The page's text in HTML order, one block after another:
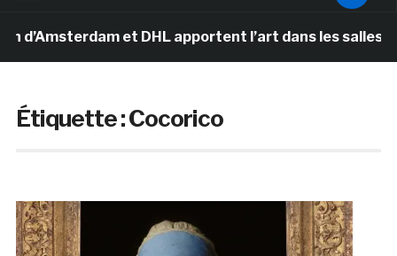
et DHL apportent l’art dans les salles de
Étiquette :Cocorico